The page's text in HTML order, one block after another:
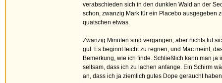
verabschieden sich in den dunklen Wald an der
schon, zwanzig Mark für ein Placebo ausgegeben
quatschen etwas.
Zwanzig Minuten sind vergangen, aber nichts tut
gut. Es beginnt leicht zu regnen, und Mac meint,
Bemerkung, wie ich finde. Schließlich kann man
seltsam, dass ich zu lachen anfange. Ein Schirm
an, dass ich ja ziemlich gutes Dope geraucht